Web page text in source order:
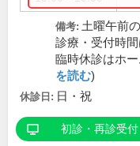
備考: 土曜午前
診療・受付時
臨時休診はホ
を読む)
休診日: 日・祝
初診・再診受付